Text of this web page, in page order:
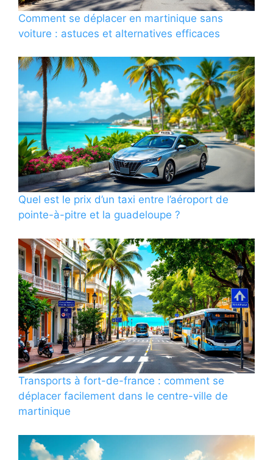
Comment se déplacer en martinique sans
voiture : astuces et alternatives efficaces
Quel est le prix d’un taxi entre l’aéroport de
pointe-à-pitre et la guadeloupe ?
Transports à fort-de-france : comment se
déplacer facilement dans le centre-ville de
martinique